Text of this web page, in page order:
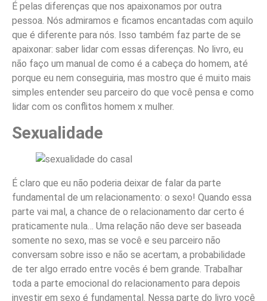
É pelas diferenças que nos apaixonamos por outra
pessoa. Nós admiramos e ficamos encantadas com aquilo
que é diferente para nós. Isso também faz parte de se
apaixonar: saber lidar com essas diferenças. No livro, eu
não faço um manual de como é a cabeça do homem, até
porque eu nem conseguiria, mas mostro que é muito mais
simples entender seu parceiro do que você pensa e como
lidar com os conflitos homem x mulher.
Sexualidade
É claro que eu não poderia deixar de falar da parte
fundamental de um relacionamento: o sexo! Quando essa
parte vai mal, a chance de o relacionamento dar certo é
praticamente nula… Uma relação não deve ser baseada
somente no sexo, mas se você e seu parceiro não
conversam sobre isso e não se acertam, a probabilidade
de ter algo errado entre vocês é bem grande. Trabalhar
toda a parte emocional do relacionamento para depois
investir em sexo é fundamental. Nessa parte do livro você